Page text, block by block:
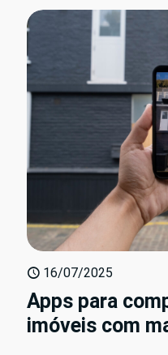
16/07/2025
Apps para
imóveis com